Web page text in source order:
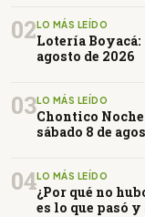
02LO MÁS LEÍDO
Lotería Boyacá:
agosto de 2026
03LO MÁS LEÍDO
Chontico
sábado 8 de
04LO MÁS LEÍDO
¿Por qué no
es lo que pasó